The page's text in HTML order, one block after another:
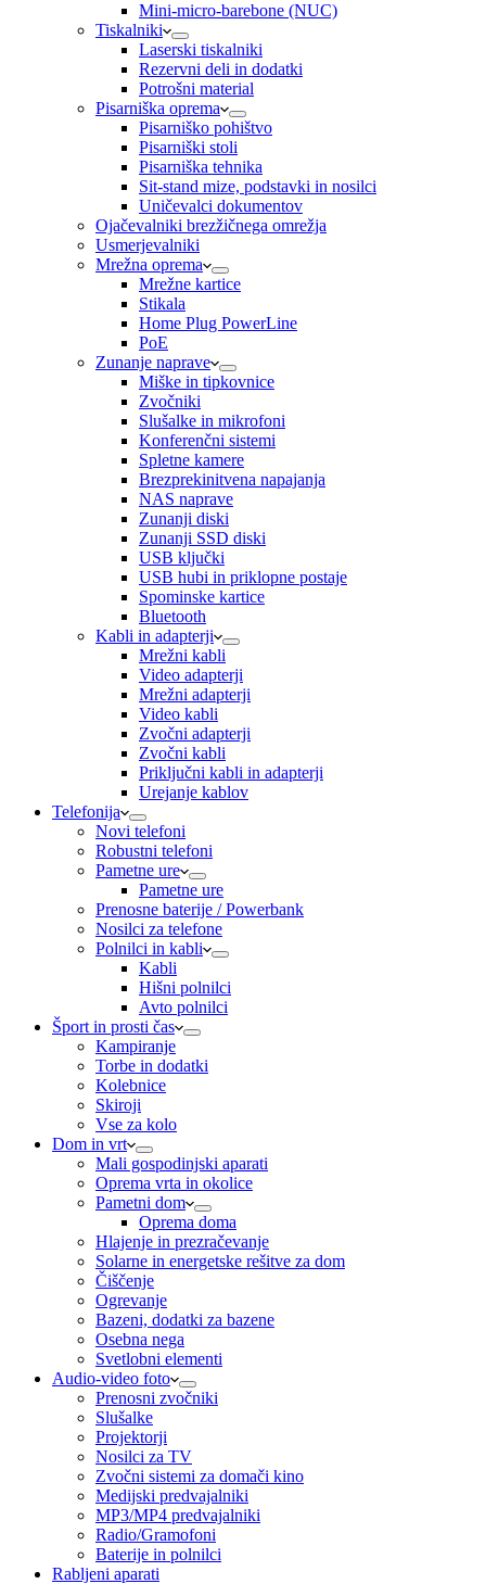
Mini-micro-barebone (NUC)
Tiskalniki
Laserski tiskalniki
Rezervni deli in dodatki
Potrošni material
Pisarniška oprema
Pisarniško pohištvo
Pisarniški stoli
Pisarniška tehnika
Sit-stand mize, podstavki in nosilci
Uničevalci dokumentov
Ojačevalniki brezžičnega omrežja
Usmerjevalniki
Mrežna oprema
Mrežne kartice
Stikala
Home Plug PowerLine
PoE
Zunanje naprave
Miške in tipkovnice
Zvočniki
Slušalke in mikrofoni
Konferenčni sistemi
Spletne kamere
Brezprekinitvena napajanja
NAS naprave
Zunanji diski
Zunanji SSD diski
USB ključki
USB hubi in priklopne postaje
Spominske kartice
Bluetooth
Kabli in adapterji
Mrežni kabli
Video adapterji
Mrežni adapterji
Video kabli
Zvočni adapterji
Zvočni kabli
Priključni kabli in adapterji
Urejanje kablov
Telefonija
Novi telefoni
Robustni telefoni
Pametne ure
Pametne ure
Prenosne baterije / Powerbank
Nosilci za telefone
Polnilci in kabli
Kabli
Hišni polnilci
Avto polnilci
Šport in prosti čas
Kampiranje
Torbe in dodatki
Kolebnice
Skiroji
Vse za kolo
Dom in vrt
Mali gospodinjski aparati
Oprema vrta in okolice
Pametni dom
Oprema doma
Hlajenje in prezračevanje
Solarne in energetske rešitve za dom
Čiščenje
Ogrevanje
Bazeni, dodatki za bazene
Osebna nega
Svetlobni elementi
Audio-video foto
Prenosni zvočniki
Slušalke
Projektorji
Nosilci za TV
Zvočni sistemi za domači kino
Medijski predvajalniki
MP3/MP4 predvajalniki
Radio/Gramofoni
Baterije in polnilci
Rabljeni aparati